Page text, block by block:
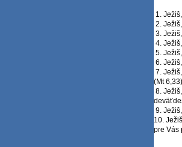
1.
2.
3.
4.
5.
6.
7.
(Mt 6,33)
8.
9.
10.
pre Vás